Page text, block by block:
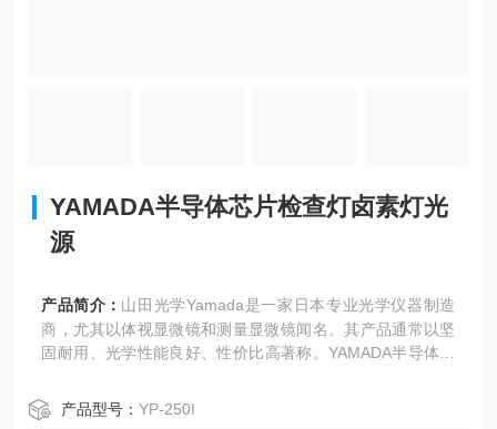
YAMADA半导体芯片检查灯卤素灯光
源
产品简介： 山田光学Yamada是一家日本专业光学仪器制造
商，尤其以体视显微镜和测量显微镜闻名。其产品通常以坚
固耐用、光学性能良好、性价比高著称。YAMADA半导体芯
产品型号：YP-250I